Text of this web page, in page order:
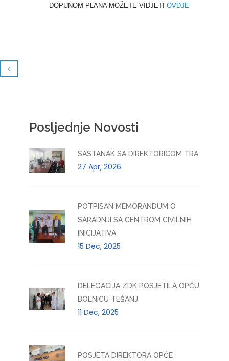
DOPUNOM PLANA MOŽETE VIDJETIOVDJE
Posljednje Novosti
SASTANAK SA DIREKTORICOM TRA
27 Apr, 2026
POTPISAN MEMORANDUM O
SARADNJI SA CENTROM CIVILNIH
INICIJATIVA
15 Dec, 2025
DELEGACIJA ZDK POSJETILA OPĆU
BOLNICU TEŠANJ
11 Dec, 2025
POSJETA DIREKTORA OPĆE